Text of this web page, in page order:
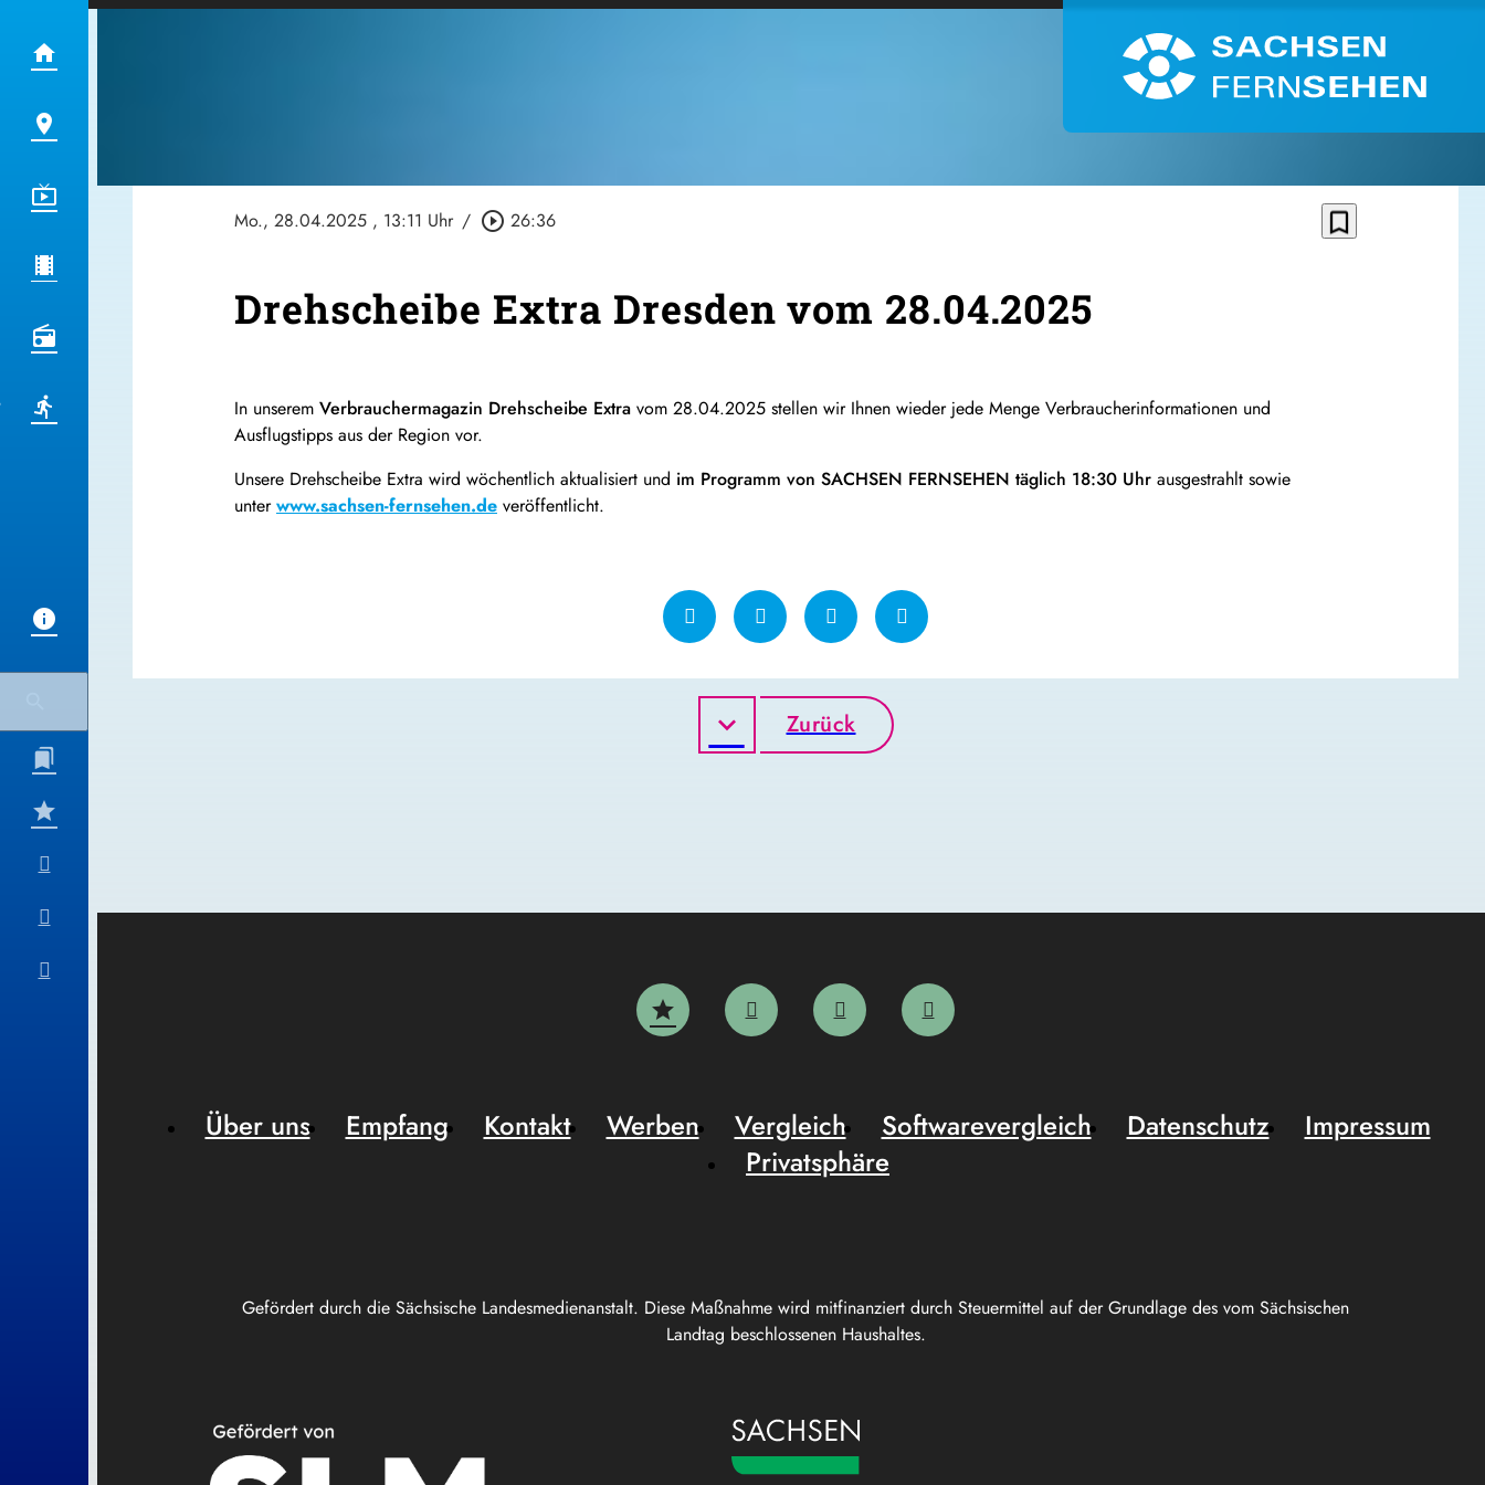
Mo., 28.04.2025 , 13:11 Uhr / play_circle_outline 26:36 bookmark_border
Drehscheibe Extra Dresden vom 28.04.2025
In unserem Verbrauchermagazin Drehscheibe Extra vom 28.04.2025 stellen wir Ihnen wieder jede Menge Verbraucherinformationen und
Ausflugstipps aus der Region vor.
Unsere Drehscheibe Extra wird wöchentlich aktualisiert und im Programm von SACHSEN FERNSEHEN täglich 18:30 Uhr ausgestrahlt sowie
unterwww.sachsen-fernsehen.de veröffentlicht.
Zurück
Gefördert durch die Sächsische Landesmedienanstalt. Diese Maßnahme wird mitfinanziert durch Steuermittel auf der Grundlage des vom Sächsischen
Landtag beschlossenen Haushaltes.
Über uns Empfang Kontakt Werben Vergleich Softwarevergleich Datenschutz
Impressum
Privatsphäre